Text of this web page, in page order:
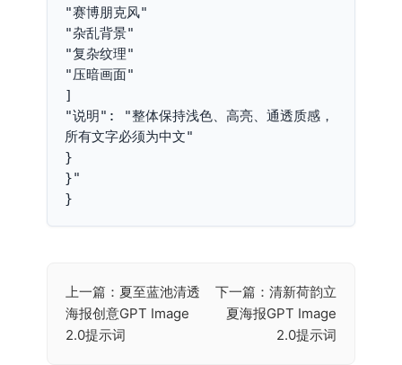
"赛博朋克风"
"杂乱背景"
"复杂纹理"
"压暗画面"
]
"说明": "整体保持浅色、高亮、通透质感，
所有文字必须为中文"
}
}"
}
文
章
上一篇：夏至蓝池清透
海报创意GPT Image
2.0提示词
下一篇：清新荷韵立
夏海报GPT Image
2.0提示词